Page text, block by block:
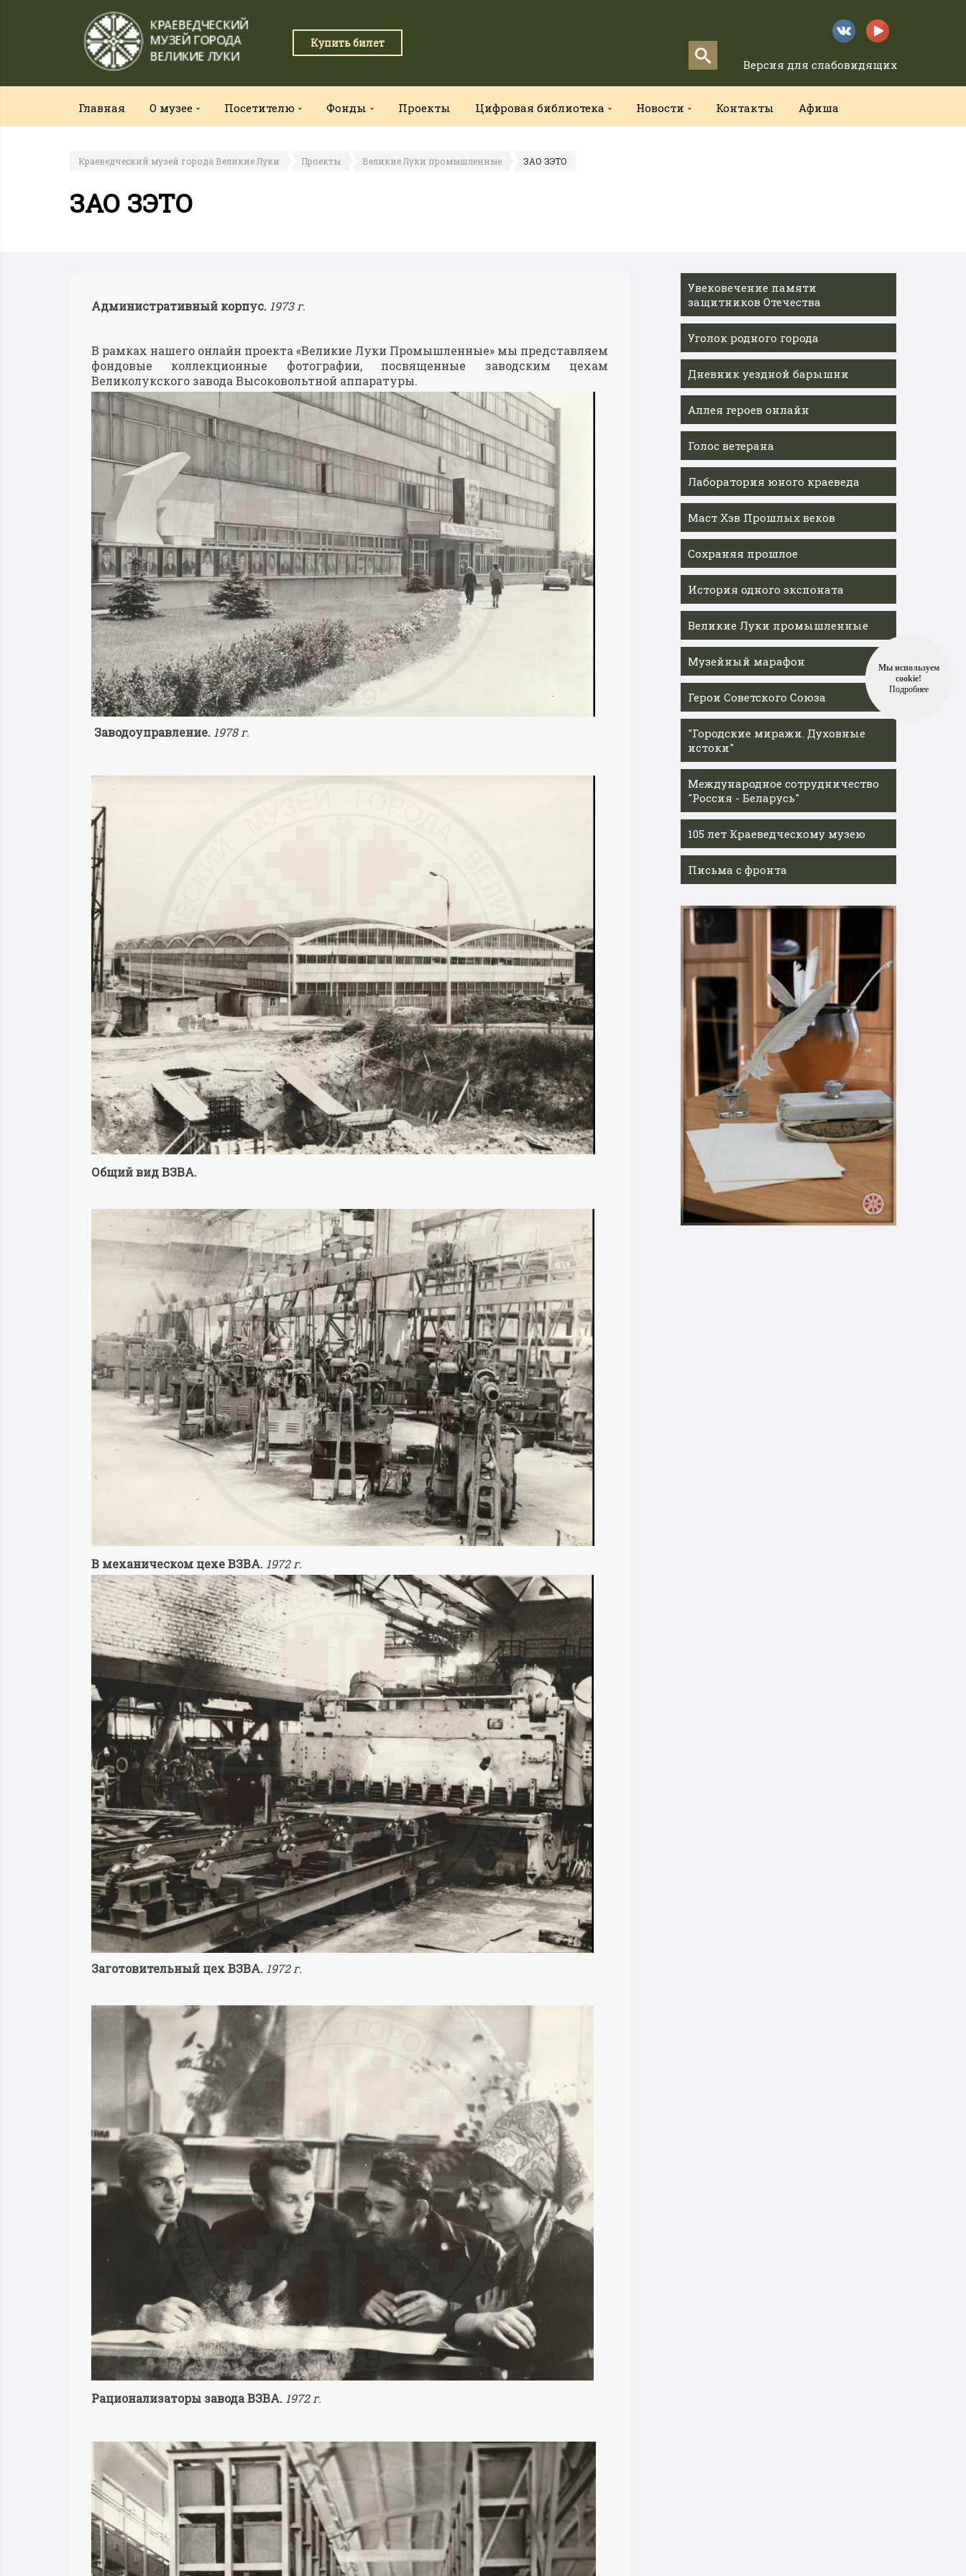
Купить билет
Версия для слабовидящих
Главная О музее Посетителю Фонды Проекты Цифровая библиотека Новости Контакты Афиша
Краеведческий музей города Великие Луки Проекты Великие Луки промышленные ЗАО ЗЭТО
ЗАО ЗЭТО
Административный корпус. 1973 г.
В рамках нашего онлайн проекта «Великие Луки Промышленные» мы представляем
фондовые коллекционные фотографии, посвященные заводским цехам
Великолукского завода Высоковольтной аппаратуры.
Заводоуправление. 1978 г.
Общий вид ВЗВА.
В механическом цехе ВЗВА. 1972 г.
Заготовительный цех ВЗВА. 1972 г.
Рационализаторы завода ВЗВА. 1972 г.
Увековечение памяти
защитников Отечества
Уголок родного города
Дневник уездной барышни
Аллея героев онлайн
Голос ветерана
Лаборатория юного краеведа
Маст Хэв Прошлых веков
Сохраняя прошлое
История одного экспоната
Великие Луки промышленные
Музейный марафон
Герои Советского Союза
"Городские миражи. Духовные
истоки"
Международное сотрудничество
"Россия - Беларусь"
105 лет Краеведческому музею
Письма с фронта
Мы используем
cookie!
Подробнее